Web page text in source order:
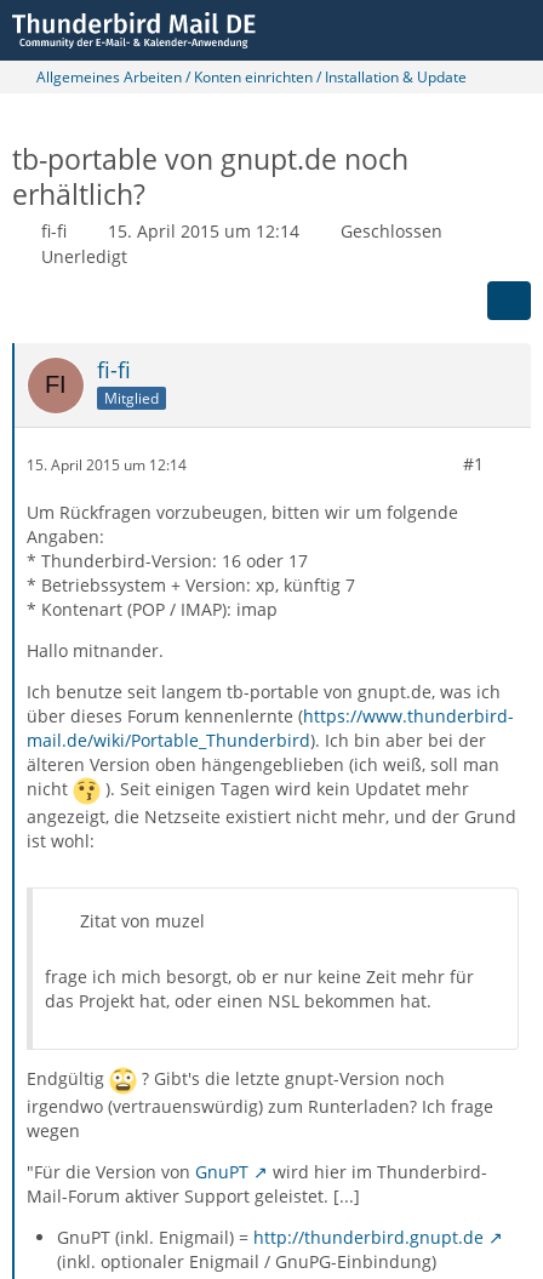
Allgemeines Arbeiten / Konten einrichten / Installation & Update
tb-portable von gnupt.de noch
erhältlich?
fi-fi 15. April 2015 um 12:14
Geschlossen
Unerledigt
fi-fi
Mitglied
15. April 2015 um 12:14 #1
Um Rückfragen vorzubeugen, bitten wir um folgende
Angaben:
* Thunderbird-Version: 16 oder 17
* Betriebssystem + Version: xp, künftig 7
* Kontenart (POP / IMAP): imap
Hallo mitnander.
Ich benutze seit langem tb-portable von gnupt.de, was ich
über dieses Forum kennenlernte (https://www.thunderbird-
mail.de/wiki/Portable_Thunderbird). Ich bin aber bei der
älteren Version oben hängengeblieben (ich weiß, soll man
nicht
). Seit einigen Tagen wird kein Updatet mehr
angezeigt, die Netzseite existiert nicht mehr, und der Grund
ist wohl:
Zitat von muzel
frage ich mich besorgt, ob er nur keine Zeit mehr für
das Projekt hat, oder einen NSL bekommen hat.
Endgültig
? Gibt's die letzte gnupt-Version noch
irgendwo (vertrauenswürdig) zum Runterladen? Ich frage
wegen
"Für die Version von GnuPT
wird hier im Thunderbird-
Mail-Forum aktiver Support geleistet. [...]
GnuPT (inkl. Enigmail) = http://thunderbird.gnupt.de
(inkl. optionaler Enigmail / GnuPG-Einbindung)